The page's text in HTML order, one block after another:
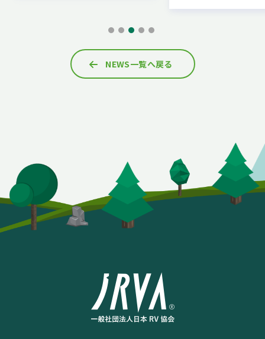
カーの提供に関する協定」
NEWS一覧へ戻る